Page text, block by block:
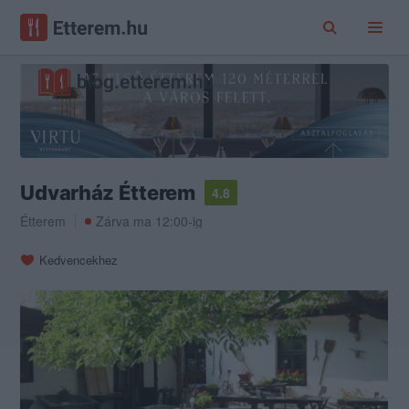
Udvarház Étterem
4.8
Étterem
Zárva ma 12:00-ig
Kedvencekhez